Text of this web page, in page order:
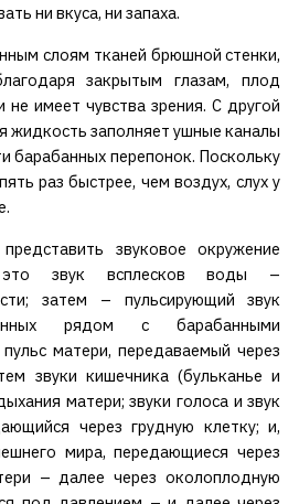
ни вкуса, ни запаха.
слоям тканей брюшной стенки,
закрытым глазам, плод
имеет чувства зрения. С другой
жидкость заполняет ушные каналы
барабанных перепонок. Поскольку
раз быстрее, чем воздух, слух у
звуковое окружение
звук всплесков воды –
затем – пульсирующий звук
рядом с барабанными
матери, передаваемый через
звуки кишечника (бульканье и
матери; звуки голоса и звук
через грудную клетку; и,
мира, передающиеся через
– далее через околоплодную